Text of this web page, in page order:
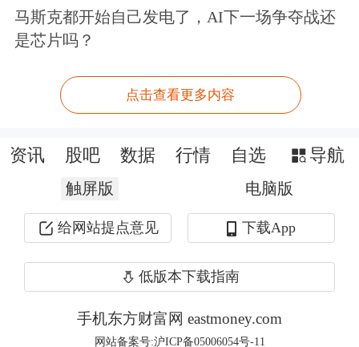
宏观产经
21财经：7月3日，由工业和信息化部组
织召开的第十五次制造企业座谈会，将
范围锁定在光伏行业。共计14家光伏行
业企业及光伏行业协会负责人交流发
马斯克都开始自己发电了，AI下一场争夺战还
是芯片吗？
点击查看更多内容
资讯 股吧 数据 行情 自选 导航
触屏版 电脑版
给网站提点意见 下载App
低版本下载指南
手机东方财富网 eastmoney.com
网站备案号:沪ICP备05006054号-11